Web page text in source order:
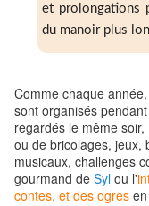
et prolongations
du manoir plus
Comme chaque
sont organisés
regardés le même
ou de bricolages, jeux,
musicaux, challenges
gourmand de Syl ou l'
contes, et des ogres